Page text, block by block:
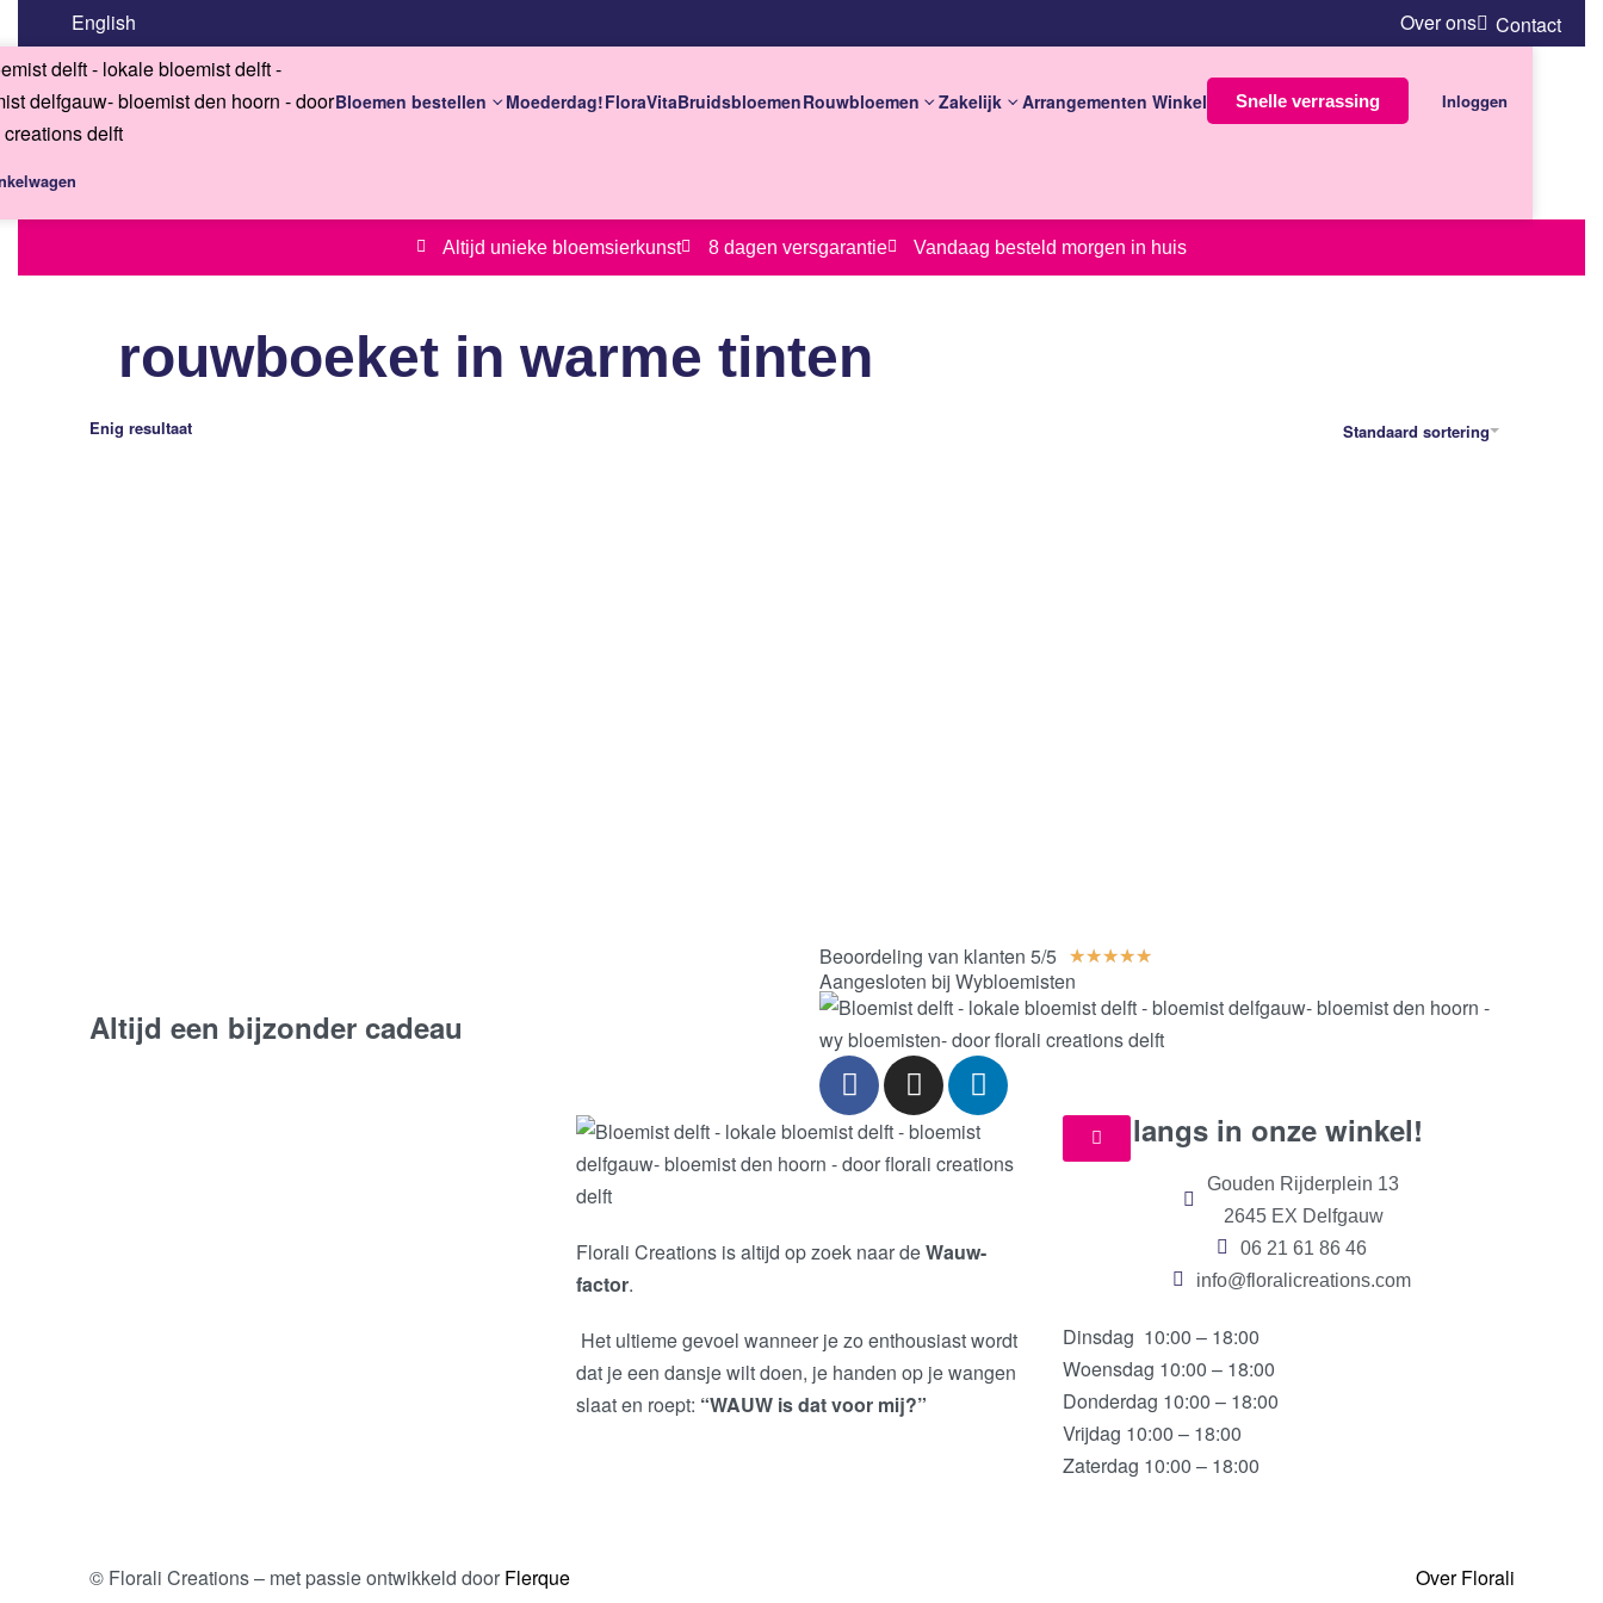
English Over ons Contact
Bloemen bestellen Moederdag!FloraVitaBruidsbloemenRouwbloemen Zakelijk Arrangementen Winkel Snelle verrassing Inloggen
Altijd unieke bloemsierkunst 8 dagen versgarantie Vandaag besteld morgen in huis
rouwboeket in warme tinten
Enig resultaat Standaard sortering
Altijd een bijzonder cadeau
Beoordeling van klanten 5/5 ★★★★★
Aangesloten bij Wybloemisten
Florali Creations is altijd op zoek naar deWauw-
factor.
Het ultieme gevoel wanneer je zo enthousiast wordt
dat je een dansje wilt doen, je handen op je wangen
slaat en roept: “WAUW is dat voor mij?”
Kom langs in onze winkel!
Gouden Rijderplein 13
2645 EX Delfgauw
06 21 61 86 46
info@floralicreations.com
Dinsdag 10:00 – 18:00
Woensdag 10:00 – 18:00
Donderdag 10:00 – 18:00
Vrijdag 10:00 – 18:00
Zaterdag 10:00 – 18:00
© Florali Creations – met passie ontwikkeld door Flerque
Over Florali